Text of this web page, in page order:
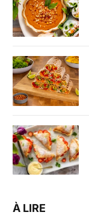
À LIRE